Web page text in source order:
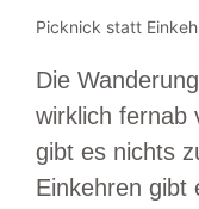
Picknick statt
Die
wirklich fernab
gibt es nichts
Einkehren gibt